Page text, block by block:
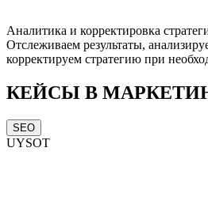
Аналитика и корректировка
Отслеживаем результаты,
корректируем стратегию при
КЕЙСЫ В
SEO
UYSOT